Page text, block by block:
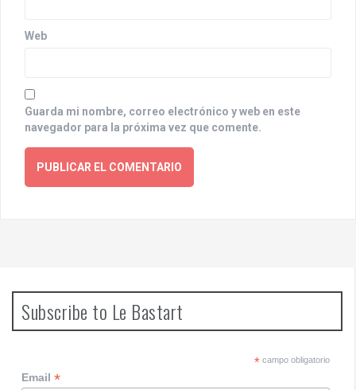
Web
Guarda mi nombre, correo electrónico y web en este
navegador para la próxima vez que comente.
Subscribe to Le Bastart
*campo obligatorio
Email*